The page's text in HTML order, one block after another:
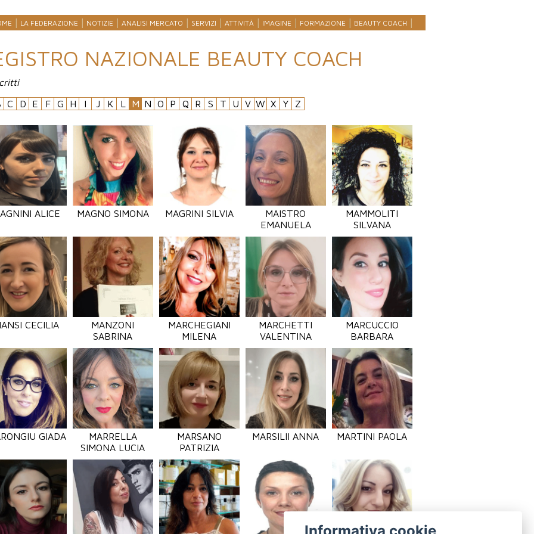
LA FEDERAZIONE NOTIZIE ANALISI MERCATO SERVIZI ATTIVITÀ IMAGINE FORMAZIONE BEAUTY COACH
NAZIONALE BEAUTY COACH
C D E F G H I J K L M N O P Q R S T U V W X Y Z
ALICE MAGNO SIMONA MAGRINI SILVIA
MAISTRO
EMANUELA
MAMMOLITI
SILVANA
CECILIA
MANZONI
SABRINA
MARCHEGIANI
MILENA
MARCHETTI
VALENTINA
MARCUCCIO
BARBARA
GIADA
MARRELLA
SIMONA LUCIA
MARSANO
PATRIZIA
MARSILII ANNA MARTINI PAOLA